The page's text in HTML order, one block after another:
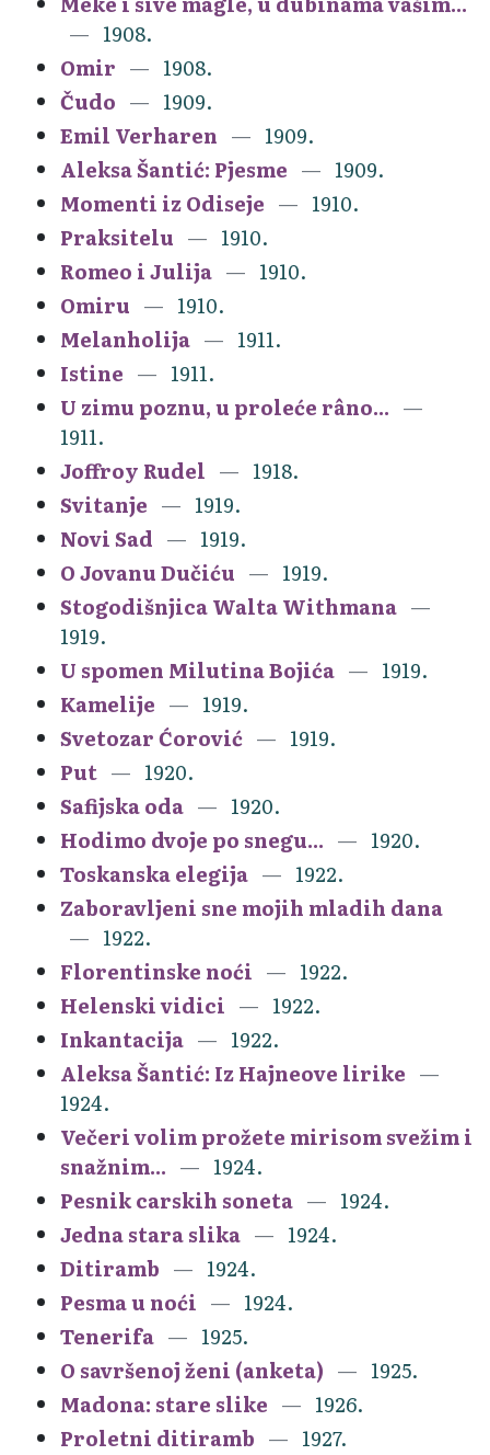
1908.
Omir
1908.
Čudo
1909.
Emil Verharen
1909.
Aleksa Šantić: Pjesme
1909.
Momenti iz Odiseje
1910.
Praksitelu
1910.
Romeo i Julija
1910.
Omiru
1910.
Melanholija
1911.
Istine
1911.
U zimu poznu, u proleće râno...
1911.
Joffroy Rudel
1918.
Svitanje
1919.
Novi Sad
1919.
O Jovanu Dučiću
1919.
Stogodišnjica Walta Withmana
1919.
U spomen Milutina Bojića
1919.
Kamelije
1919.
Svetozar Ćorović
1919.
Put
1920.
Safijska oda
1920.
Hodimo dvoje po snegu...
1920.
Toskanska elegija
1922.
Zaboravljeni sne mojih mladih dana
1922.
Florentinske noći
1922.
Helenski vidici
1922.
Inkantacija
1922.
Aleksa Šantić: Iz Hajneove lirike
1924.
Večeri volim prožete mirisom svežim i
snažnim...
1924.
Pesnik carskih soneta
1924.
Jedna stara slika
1924.
Ditiramb
1924.
Pesma u noći
1924.
Tenerifa
1925.
O savršenoj ženi (anketa)
1925.
Madona: stare slike
1926.
Proletni ditiramb
1927.